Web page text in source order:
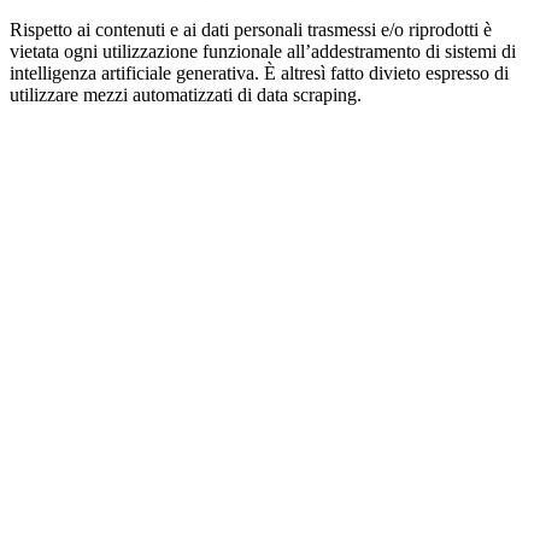
Rispetto ai contenuti e ai dati personali trasmessi e/o riprodotti è
vietata ogni utilizzazione funzionale all’addestramento di sistemi di
intelligenza artificiale generativa. È altresì fatto divieto espresso di
utilizzare mezzi automatizzati di data scraping.